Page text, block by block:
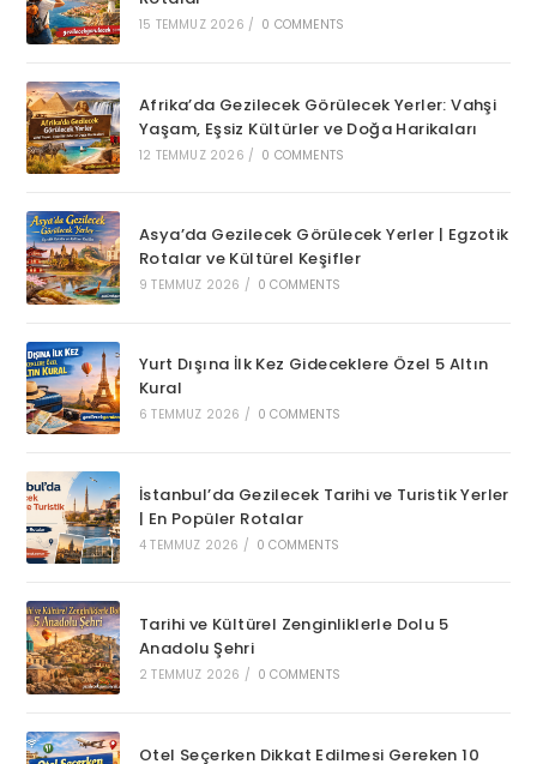
15 TEMMUZ 2026 / 0 COMMENTS
Afrika’da Gezilecek Görülecek Yerler: Vahşi
Yaşam, Eşsiz Kültürler ve Doğa Harikaları
12 TEMMUZ 2026 / 0 COMMENTS
Asya’da Gezilecek Görülecek Yerler | Egzotik
Rotalar ve Kültürel Keşifler
9 TEMMUZ 2026 / 0 COMMENTS
Yurt Dışına İlk Kez Gideceklere Özel 5 Altın
Kural
6 TEMMUZ 2026 / 0 COMMENTS
İstanbul’da Gezilecek Tarihi ve Turistik Yerler
| En Popüler Rotalar
4 TEMMUZ 2026 / 0 COMMENTS
Tarihi ve Kültürel Zenginliklerle Dolu 5
Anadolu Şehri
2 TEMMUZ 2026 / 0 COMMENTS
Otel Seçerken Dikkat Edilmesi Gereken 10